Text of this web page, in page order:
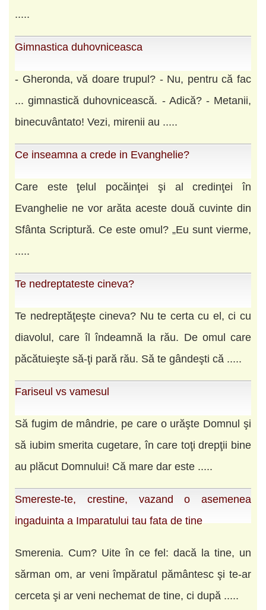
.....
Gimnastica duhovniceasca
- Gheronda, vă doare trupul? - Nu, pentru că fac
... gimnastică duhovnicească. - Adică? - Metanii,
binecuvântato! Vezi, mirenii au .....
Ce inseamna a crede in Evanghelie?
Care este ţelul pocăinţei şi al credinţei în
Evanghelie ne vor arăta aceste două cuvinte din
Sfânta Scriptură. Ce este omul? „Eu sunt vierme,
.....
Te nedreptateste cineva?
Te nedreptăţeşte cineva? Nu te certa cu el, ci cu
diavolul, care îl îndeamnă la rău. De omul care
păcătuieşte să-ţi pară rău. Să te gândeşti că .....
Fariseul vs vamesul
Să fugim de mândrie, pe care o urăşte Domnul şi
să iubim smerita cugetare, în care toţi drepţii bine
au plăcut Domnului! Că mare dar este .....
Smereste-te, crestine, vazand o asemenea
ingaduinta a Imparatului tau fata de tine
Smerenia. Cum? Uite în ce fel: dacă la tine, un
sărman om, ar veni împăratul pământesc şi te-ar
cerceta şi ar veni nechemat de tine, ci după .....